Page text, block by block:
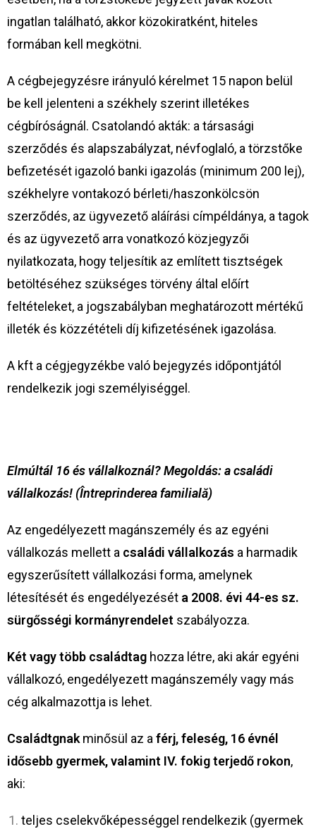
ingatlan található, akkor közokiratként, hiteles
formában kell megkötni.
A cégbejegyzésre irányuló kérelmet 15 napon belül
be kell jelenteni a székhely szerint illetékes
cégbíróságnál. Csatolandó akták: a társasági
szerződés és alapszabályzat, névfoglaló, a törzstőke
befizetését igazoló banki igazolás (minimum 200 lej),
székhelyre vontakozó bérleti/haszonkölcsön
szerződés, az ügyvezető aláírási címpéldánya, a tagok
és az ügyvezető arra vonatkozó közjegyzői
nyilatkozata, hogy teljesítik az említett tisztségek
betöltéséhez szükséges törvény által előírt
feltételeket, a jogszabályban meghatározott mértékű
illeték és közzétételi díj kifizetésének igazolása.
A kft a cégjegyzékbe való bejegyzés időpontjától
rendelkezik jogi személyiséggel.
Elmúltál 16 és vállalkoznál? Megoldás: a családi
vállalkozás! (Întreprinderea familială)
Az engedélyezett magánszemély és az egyéni
vállalkozás mellett a családi vállalkozás a harmadik
egyszerűsített vállalkozási forma, amelynek
létesítését és engedélyezését a 2008. évi 44-es sz.
sürgősségi kormányrendelet szabályozza.
Két vagy több családtag hozza létre, aki akár egyéni
vállalkozó, engedélyezett magánszemély vagy más
cég alkalmazottja is lehet.
Családtgnak minősül az a férj, feleség, 16 évnél
idősebb gyermek, valamint IV. fokig terjedő rokon,
aki:
teljes cselekvőképességgel rendelkezik (gyermek